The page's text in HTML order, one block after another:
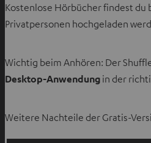
Kostenlose Hörbücher findest du
Privatpersonen hochgeladen
Wichtig beim Anhören: Der
Desktop-Anwendung in der
Weitere Nachteile der Gratis-